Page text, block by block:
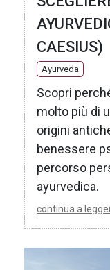
CAESIUS)
Ayurveda
Scopri
molto più di
origini
benessere
percorso
ayurvedica.
continua a